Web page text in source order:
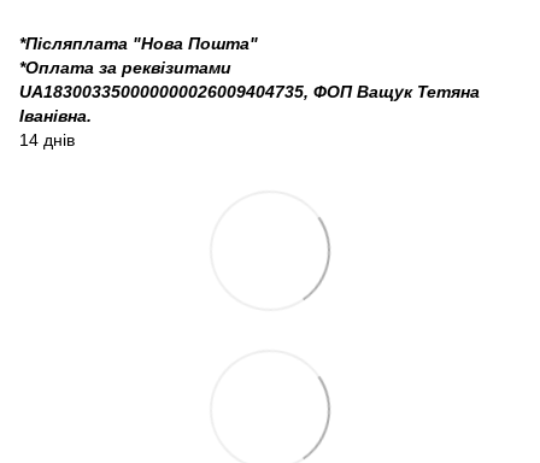
*Післяплата "Нова Пошта"
*Оплата за реквізитами
UA183003350000000026009404735, ФОП Ващук Тетяна
Іванівна.
14 днів